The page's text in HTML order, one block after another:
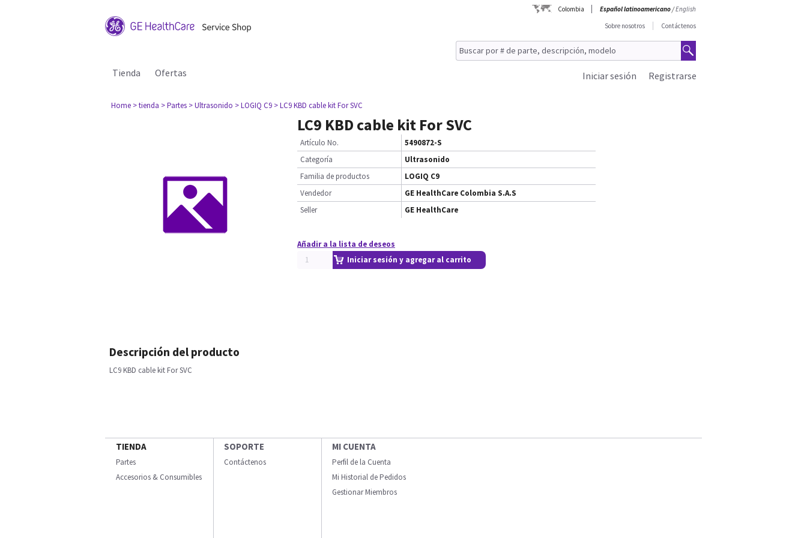
Colombia Español latinoamericano/English
Sobre nosotros
Contáctenos
Tienda Ofertas Registrarse
Iniciar sesión
Home > tienda > Partes > Ultrasonido > LOGIQ C9 > LC9 KBD cable kit For SVC
LC9 KBD cable kit For SVC
Artículo No.
5490872-S
Categoría
Ultrasonido
Familia de productos
LOGIQ C9
Vendedor
GE HealthCare Colombia S.A.S
Seller
GE HealthCare
Añadir a la lista de deseos
Iniciar sesión y agregar al carrito
Descripción del producto
LC9 KBD cable kit For SVC
TIENDA
Partes
Accesorios & Consumibles
SOPORTE
Contáctenos
MI CUENTA
Perfil de la Cuenta
Mi Historial de Pedidos
Gestionar Miembros